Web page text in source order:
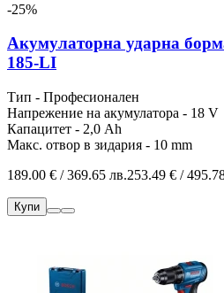
-25%
Акумулаторна ударна
185-LI
Тип - Професионален
Напрежение на акумулатора - 18 V
Капацитет - 2,0 Ah
Макс. отвор в зидария - 10 mm
189.00 € / 369.65 лв.253.49 € /
Купи